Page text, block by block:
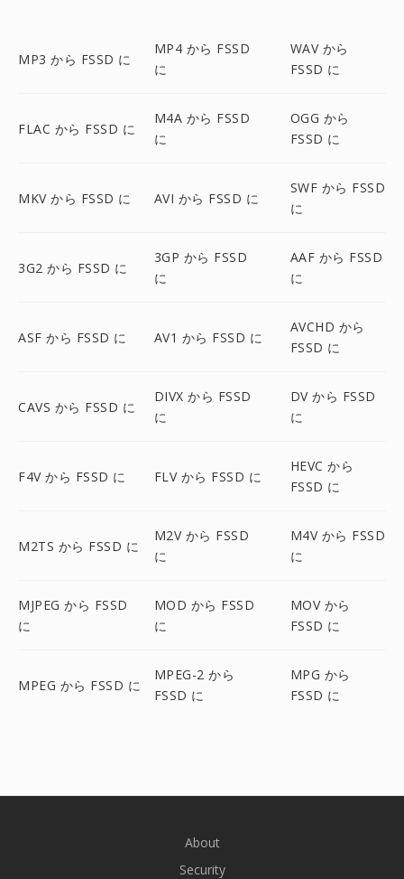
MP3 から FSSD に
MP4 から FSSD
に
WAV から
FSSD に
FLAC から FSSD に
M4A から FSSD
に
OGG から
FSSD に
MKV から FSSD に AVI から FSSD に
SWF から FSSD
に
3G2 から FSSD に
3GP から FSSD
に
AAF から FSSD
に
ASF から FSSD に AV1 から FSSD に
AVCHD から
FSSD に
CAVS から FSSD に
DIVX から FSSD
に
DV から FSSD
に
F4V から FSSD に FLV から FSSD に
HEVC から
FSSD に
M2TS から FSSD に
M2V から FSSD
に
M4V から FSSD
に
MJPEG から FSSD
に
MOD から FSSD
に
MOV から
FSSD に
MPEG から FSSD に
MPEG-2 から
FSSD に
MPG から
FSSD に
About
Security